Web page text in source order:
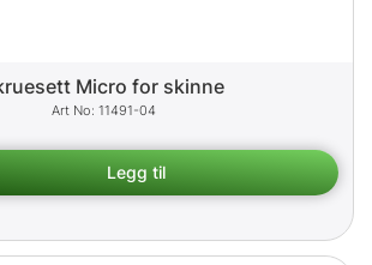
Micro for skinne
11491-04